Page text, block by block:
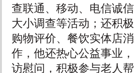
查联通、移动、电信诚
大小调查等活动；还积
购物评价、餐饮实体店
作，他还热心公益事业
访慰问，积极参与老人